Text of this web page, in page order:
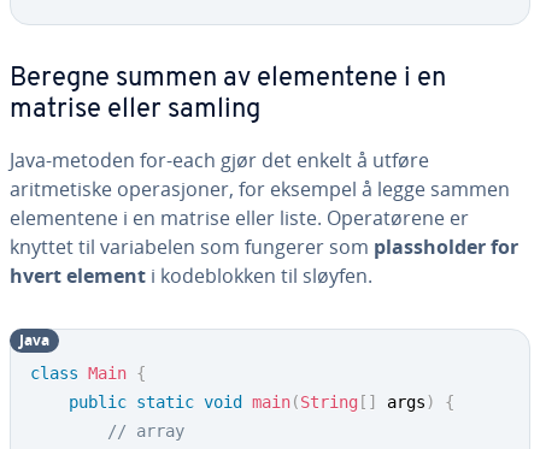
Beregne summen av elementene i en
matrise eller samling
Java-metoden for-each gjør det enkelt å utføre
aritmetiske operasjoner, for eksempel å legge sammen
elementene i en matrise eller liste. Operatørene er
knyttet til variabelen som fungerer som plassholder for
hvert element i kodeblokken til sløyfen.
class Main {
public static void main(String [ ] args)
{
// array
Java